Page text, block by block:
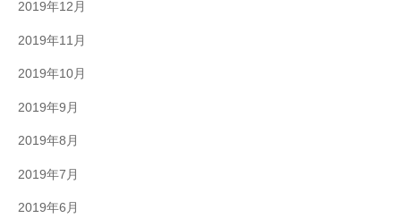
2019年12月
2019年11月
2019年10月
2019年9月
2019年8月
2019年7月
2019年6月